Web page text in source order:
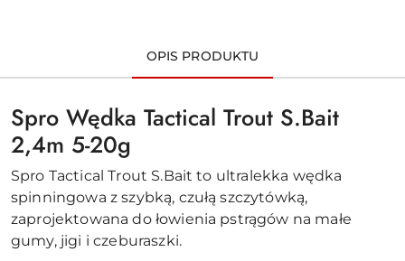
OPIS PRODUKTU
Spro Wędka Tactical Trout S.Bait
2,4m 5-20g
Spro Tactical Trout S.Bait to ultralekka wędka
spinningowa z szybką, czułą szczytówką,
zaprojektowana do łowienia pstrągów na małe
gumy, jigi i czeburaszki.